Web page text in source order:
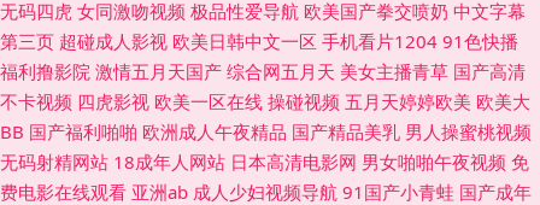
美人妖网站 日日操夜夜撸 性爱探花 3级片第一页 91网亚洲蜜桃 av男女激情
超碰人妻主页 国产传媒第三页 老司机网址 人人超碰干 深夜久久麻豆精品 午
夜影院啊啊 2026超碰 91香蕉在线网站 www福利区一区 福利姬91 国精品伦
无码四虎 女同激吻视频 极品性爱导航 欧美国产拳交喷奶 中文字幕
第三页 超碰成人影视 欧美日韩中文一区 手机看片1204 91色快播
福利撸影院 激情五月天国产 综合网五月天 美女主播青草 国产高清
不卡视频 四虎影视 欧美一区在线 操碰视频 五月天婷婷欧美 欧美大
BB 国产福利啪啪 欧洲成人午夜精品 国产精品美乳 男人操蜜桃视频
无码射精网站 18成年人网站 日本高清电影网 男女啪啪午夜视频 免
费电影在线观看 亚洲ab 成人少妇视频导航 91国产小青蛙 国产成年